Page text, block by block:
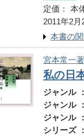
定価：
2011年2月
本書の
宮本常一
私の日
ジャンル
ジャンル
ジャンル
シリーズ